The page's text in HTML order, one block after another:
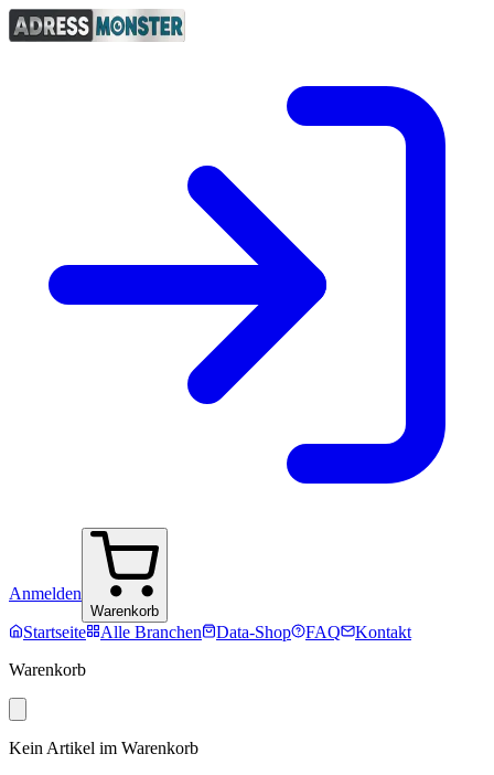
Anmelden
Warenkorb
Startseite Alle Branchen Data-Shop FAQ
Kontakt
Warenkorb
Kein Artikel im Warenkorb